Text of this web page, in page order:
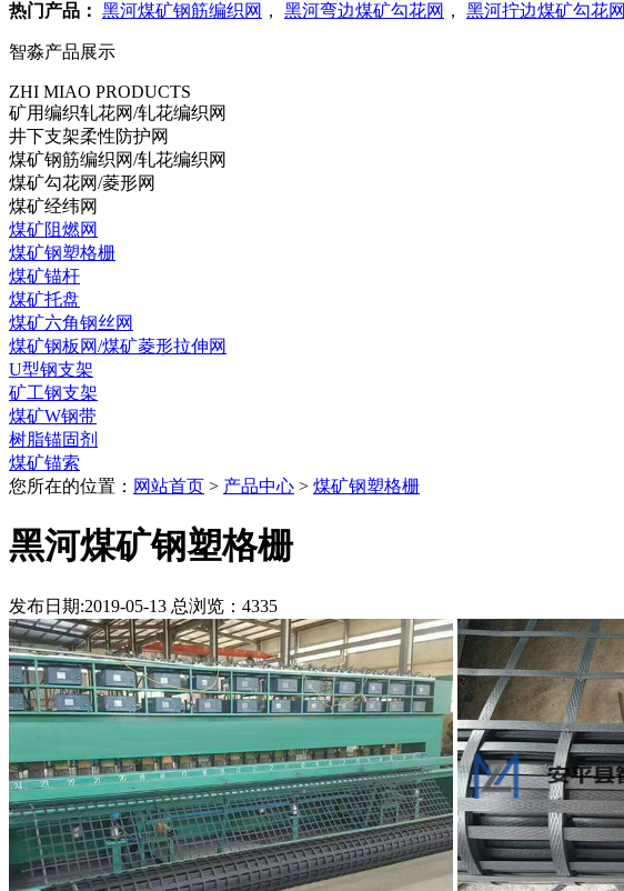
热门产品： 黑河煤矿钢筋编织网 ， 黑河弯边煤矿勾花网 ， 黑河拧边煤矿勾花网
智淼产品展示
ZHI MIAO PRODUCTS
矿用编织轧花网/轧花编织网
井下支架柔性防护网
煤矿钢筋编织网/轧花编织网
煤矿勾花网/菱形网
煤矿经纬网
煤矿阻燃网
煤矿钢塑格栅
煤矿锚杆
煤矿托盘
煤矿六角钢丝网
煤矿钢板网/煤矿菱形拉伸网
U型钢支架
矿工钢支架
煤矿W钢带
树脂锚固剂
煤矿锚索
您所在的位置： 网站首页 > 产品中心 > 煤矿钢塑格栅
黑河煤矿钢塑格栅
发布日期:2019-05-13 总浏览： 4335